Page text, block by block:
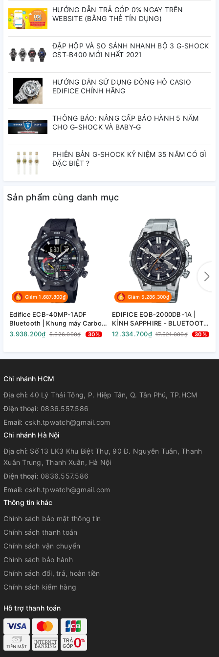
Kích thước vỏ : 54,1×49,5×11,7mm
#TPWatch #gshock #gshockxachtay #gshockchinhhang
#authenticwatch #casio #donghoxachtaygiare
#gshockchinhhang #gshockvietnam #edifice
#donghoedifice #donghokim #donghodaythep
HƯỚNG DẪN TRẢ GÓP 0% NGAY TRÊN
WEBSITE (BẰNG THẺ TÍN DỤNG)
ĐẬP HỘP VÀ SO SÁNH NHANH BỘ 3 G-SHOCK
GST-B400 MỚI NHẤT 2021
HƯỚNG DẪN SỬ DỤNG ĐỒNG HỒ CASIO
EDIFICE CHÍNH HÃNG
THÔNG BÁO: NÂNG CẤP BẢO HÀNH 5 NĂM
CHO G-SHOCK VÀ BABY-G
PHIÊN BẢN G-SHOCK KỶ NIỆM 35 NĂM CÓ GÌ
ĐẶC BIỆT ?
Sản phẩm cùng danh mục
Giảm 1.687.800₫
Edifice ECB-40MP-1ADF
Bluetooth | Khung máy Carbon
| ECB-40MP-1A
3.938.200₫ 5.626.000₫ 30%
Giảm 5.286.300₫
EDIFICE EQB-2000DB-1A |
KÍNH SAPPHIRE - BLUETOOTH
- NĂNG LƯỢNG MẶT TRỜI |
12.334.700₫ 17.621.000₫ 30%
Chi nhánh HCM
Địa chỉ: 40 Lý Thái Tông, P. Hiệp Tân, Q. Tân Phú, TP.HCM
Điện thoại: 0836.557.586
Email: cskh.tpwatch@gmail.com
Chi nhánh Hà Nội
Địa chỉ: Số 13 LK3 Khu Biệt Thự, 90 Đ. Nguyễn Tuân, Thanh
Xuân Trung, Thanh Xuân, Hà Nội
Điện thoại: 0836.557.586
Email: cskh.tpwatch@gmail.com
Thông tin khác
Chính sách bảo mật thông tin
Chính sách thanh toán
Chính sách vận chuyển
Chính sách bảo hành
Chính sách đổi, trả, hoàn tiền
Chính sách kiểm hàng
Hỗ trợ thanh toán